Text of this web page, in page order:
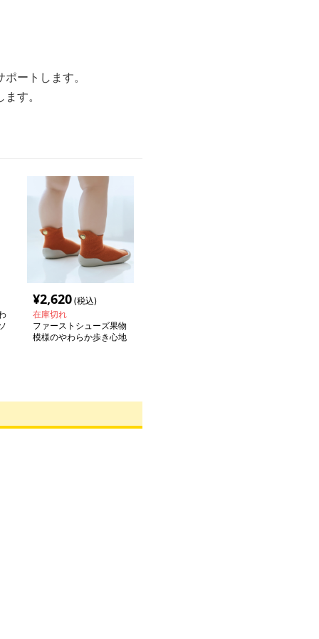
ートします。
す。
¥2,620(税込)
在庫切れ
ファーストシューズ果物
模様のやわらか歩き心地